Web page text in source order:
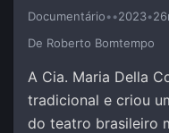
Documentário••2023•
De Roberto Bomtempo
A Cia. Maria Della
tradicional e criou
do teatro brasileiro